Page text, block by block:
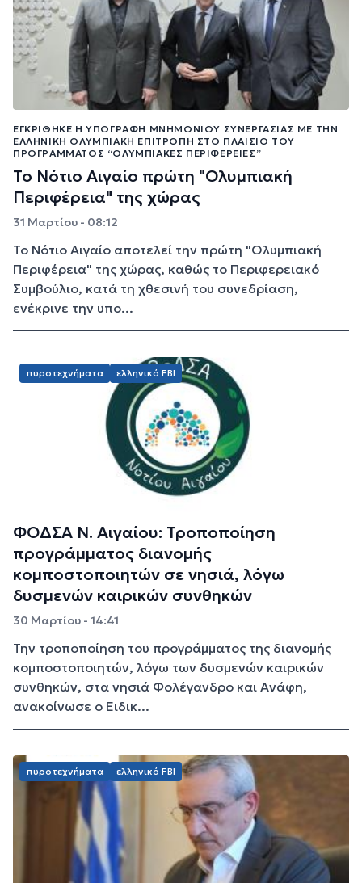
ΕΓΚΡΊΘΗΚΕ Η ΥΠΟΓΡΑΦΉ ΜΝΗΜΟΝΊΟΥ ΣΥΝΕΡΓΑΣΊΑΣ ΜΕ ΤΗΝ
ΕΛΛΗΝΙΚΉ ΟΛΥΜΠΙΑΚΉ ΕΠΙΤΡΟΠΉ ΣΤΟ ΠΛΑΊΣΙΟ ΤΟΥ
ΠΡΟΓΡΆΜΜΑΤΟΣ “ΟΛΥΜΠΙΑΚΈΣ ΠΕΡΙΦΈΡΕΙΕΣ”
Το Νότιο Αιγαίο πρώτη "Ολυμπιακή
Περιφέρεια" της χώρας
31 Μαρτίου - 08:12
Το Νότιο Αιγαίο αποτελεί την πρώτη "Ολυμπιακή
Περιφέρεια" της χώρας, καθώς το Περιφερειακό
Συμβούλιο, κατά τη χθεσινή του συνεδρίαση,
ενέκρινε την υπο...
πυροτεχνήματα ελληνικό FBI
ΦΟΔΣΑ Ν. Αιγαίου: Τροποποίηση
προγράμματος διανομής
κομποστοποιητών σε νησιά, λόγω
δυσμενών καιρικών συνθηκών
30 Μαρτίου - 14:41
Την τροποποίηση του προγράμματος της διανομής
κομποστοποιητών, λόγω των δυσμενών καιρικών
συνθηκών, στα νησιά Φολέγανδρο και Ανάφη,
ανακοίνωσε ο Ειδικ...
πυροτεχνήματα ελληνικό FBI